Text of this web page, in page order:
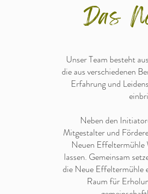
Das
Unser Team besteht
die aus verschiedenen
Erfahrung und
Neben den
Mitgestalter und
Neuen Effeltermühle
lassen. Gemeinsam
die Neue Effeltermühle
Raum für